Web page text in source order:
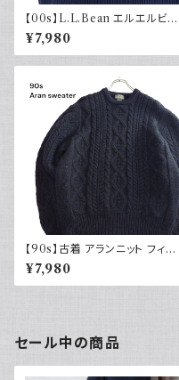
【00s】L.L.Bean エルエルビー
ン ドライバーズニット リブ編み
ネイビー セーター コットンニッ
ト 古着 アウトドア
¥7,980
【90s】古着 アランニット フィッ
シャマンセーター ブラックネイ
ビー 黒紺 ウール 90年代 ヴィ
ンテージ Vintage
¥7,980
セール中の商品